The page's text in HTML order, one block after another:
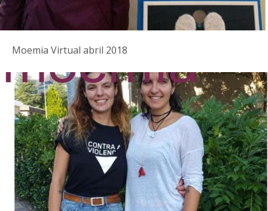
Moemia Virtual abril 2018